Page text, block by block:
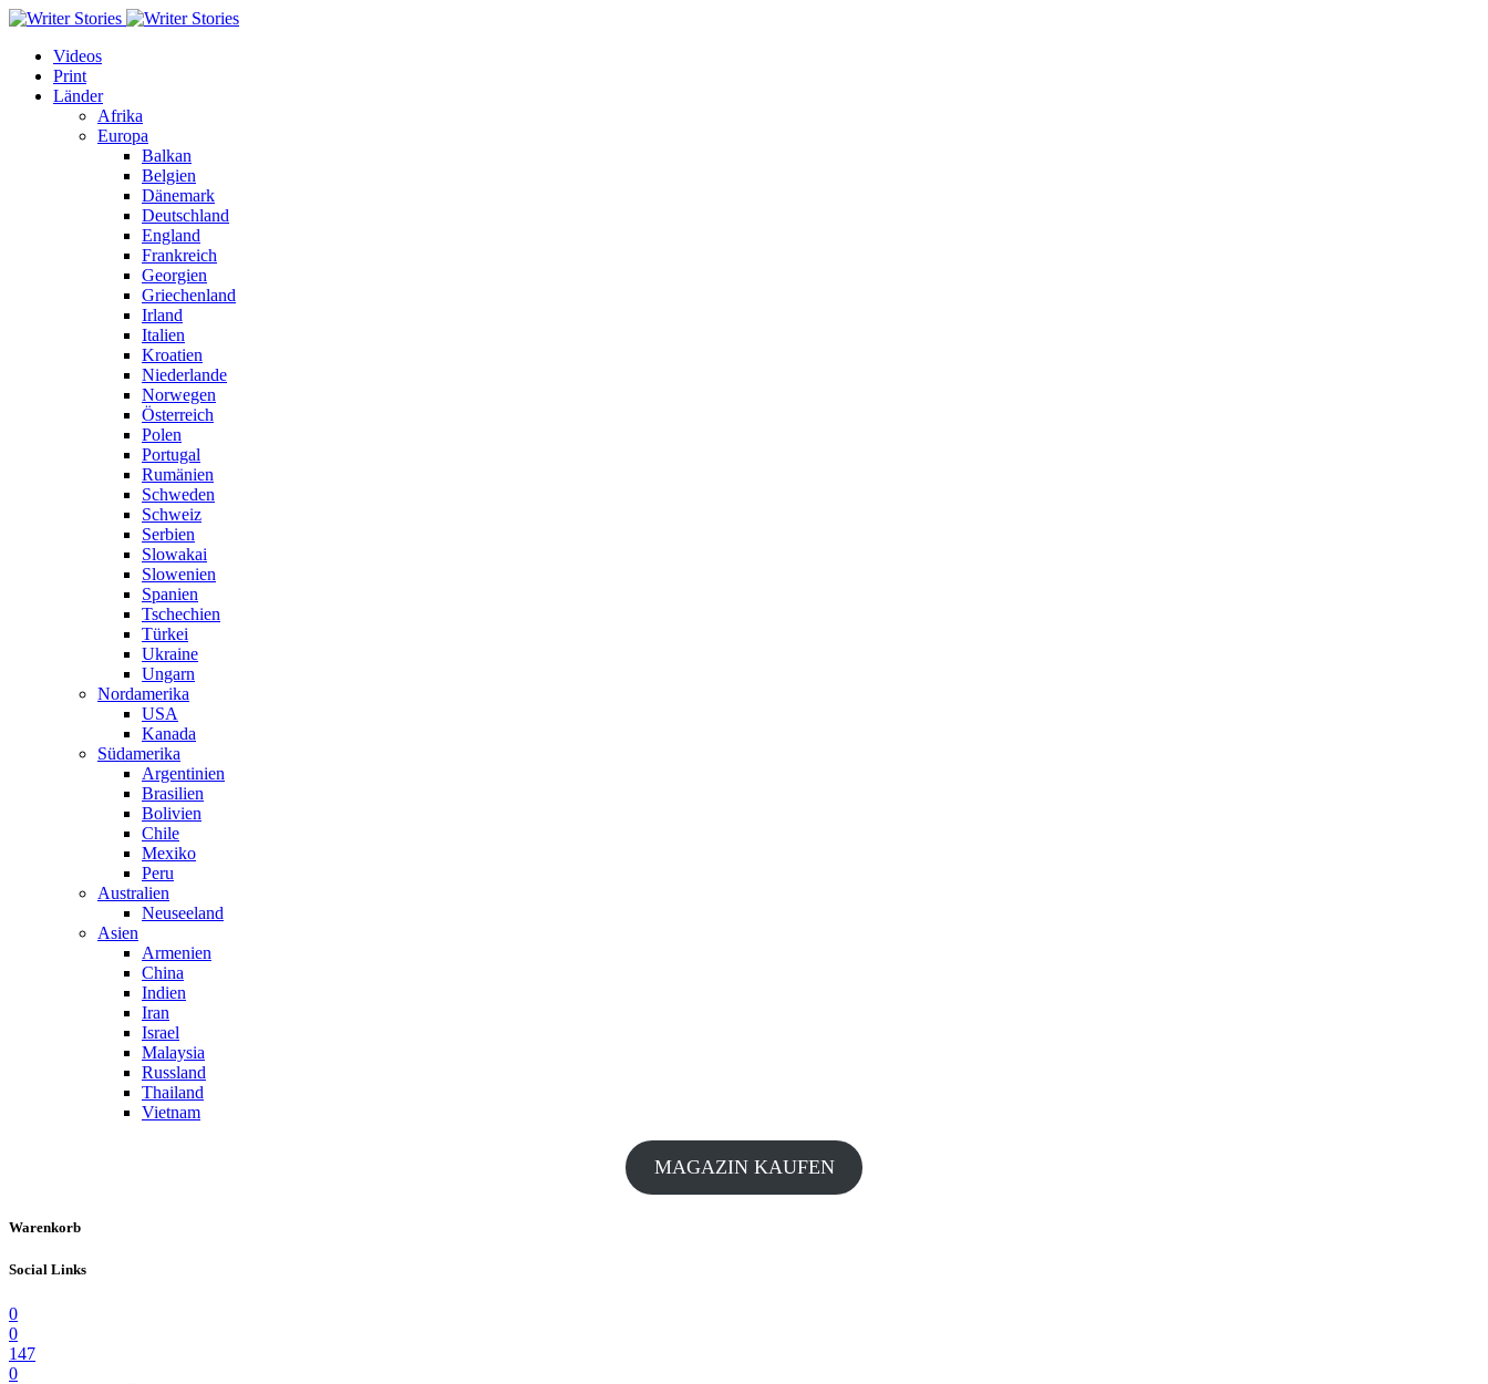
Videos
Print
Länder
Afrika
Europa
Balkan
Belgien
Dänemark
Deutschland
England
Frankreich
Georgien
Griechenland
Irland
Italien
Kroatien
Niederlande
Norwegen
Österreich
Polen
Portugal
Rumänien
Schweden
Schweiz
Serbien
Slowakai
Slowenien
Spanien
Tschechien
Türkei
Ukraine
Ungarn
Nordamerika
USA
Kanada
Südamerika
Argentinien
Brasilien
Bolivien
Chile
Mexiko
Peru
Australien
Neuseeland
Asien
Armenien
China
Indien
Iran
Israel
Malaysia
Russland
Thailand
Vietnam
MAGAZIN KAUFEN
Warenkorb
Social Links
0
0
147
0